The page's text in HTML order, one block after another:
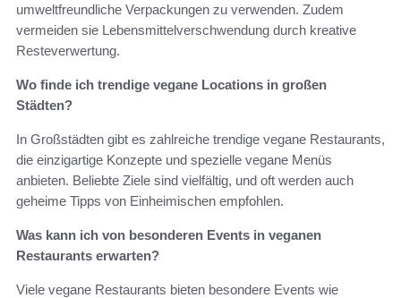
umweltfreundliche Verpackungen zu verwenden. Zudem
vermeiden sie Lebensmittelverschwendung durch kreative
Resteverwertung.
Wo finde ich trendige vegane Locations in großen
Städten?
In Großstädten gibt es zahlreiche trendige vegane Restaurants,
die einzigartige Konzepte und spezielle vegane Menüs
anbieten. Beliebte Ziele sind vielfältig, und oft werden auch
geheime Tipps von Einheimischen empfohlen.
Was kann ich von besonderen Events in veganen
Restaurants erwarten?
Viele vegane Restaurants bieten besondere Events wie